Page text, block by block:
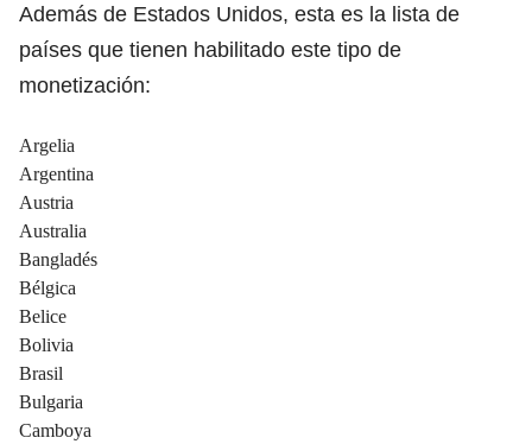
Además de Estados Unidos, esta es la lista de
países que tienen habilitado este tipo de
monetización:
Argelia
Argentina
Austria
Australia
Bangladés
Bélgica
Belice
Bolivia
Brasil
Bulgaria
Camboya